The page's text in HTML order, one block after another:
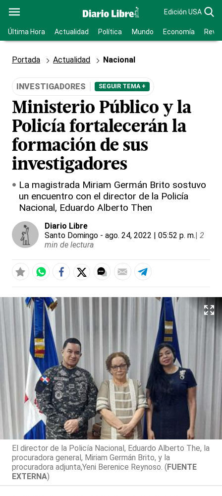
Edición USA
Última Hora Actualidad Política Mundo Economía
Portada Actualidad Nacional
INVESTIGADORES SEGUIR TEMA +
Ministerio Público y la
Policía fortalecerán la
formación de sus
investigadores
La magistrada Miriam Germán Brito sostuvo
un encuentro con el director de la Policía
Nacional, Eduardo Alberto Then
Diario Libre
Santo Domingo - ago. 24, 2022 | 05:52 p. m.| 2
min de lectura
El director de la Policía Nacional, Eduardo Alberto The, la
procuradora general, Miriam Germán Brito, y la
procuradora adjunta,Yeni Berenice Reynoso. (FUENTE
EXTERNA)